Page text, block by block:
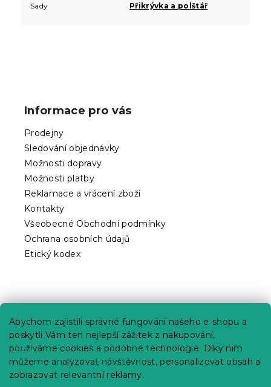
Abychom zajistili správné fungování našeho e-shopu a
poskytli Vám ten nejlepší zážitek z nakupování,
používáme cookies a podobné technologie. Díky nim
můžeme analyzovat návštěvnost, personalizovat obsah a
zobrazovat relevantní reklamy.
Sady
Přikrývka a polštář
Informace pro vás
Prodejny
Sledování objednávky
Možnosti dopravy
Možnosti platby
Reklamace a vrácení zboží
Kontakty
Všeobecné Obchodní podmínky
Ochrana osobních údajů
Etický kodex
Kariéra
Poptávky a B2B spolupráce
Proč se u nás registrovat?